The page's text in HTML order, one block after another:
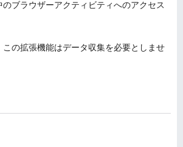
ブラウザーアクティビティへのアクセス
の拡張機能はデータ収集を必要としませ